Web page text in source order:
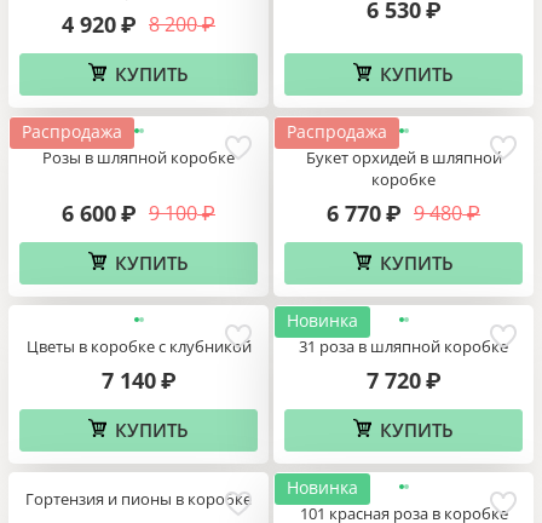
8 200 ₽
4 920₽
КУПИТЬ
6 530 ₽
КУПИТЬ
Распродажа
Розы в шляпной коробке
9 100 ₽
6 600₽
КУПИТЬ
Распродажа
Букет орхидей в шляпной
коробке
9 480 ₽
6 770₽
КУПИТЬ
Цветы в коробке с клубникой
7 140 ₽
КУПИТЬ
Новинка
31 роза в шляпной коробке
7 720 ₽
КУПИТЬ
Гортензия и пионы в коробке Новинка
101 красная роза в коробке